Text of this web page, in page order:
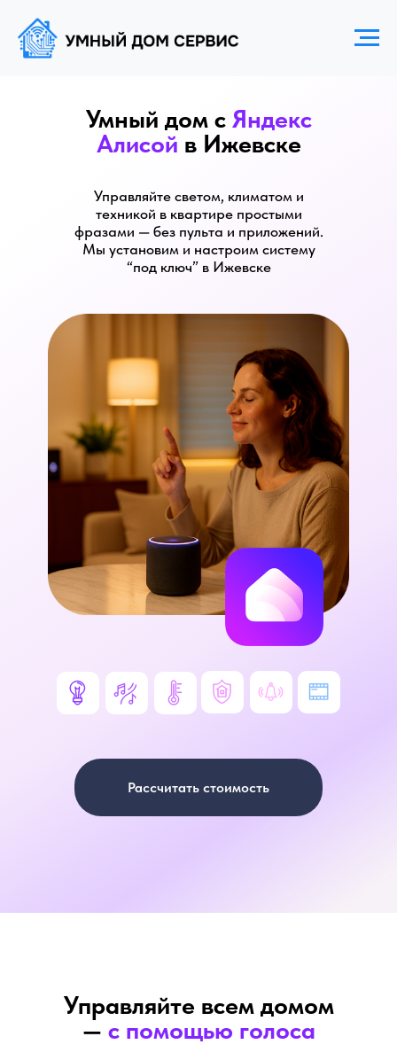
Умный дом с Яндекс
Алисой в Ижевске
Рассчитать стоимость
Управляйте светом, климатом и
техникой в квартире простыми
фразами — без пульта и приложений.
Мы установим и настроим систему
“под ключ” в Ижевске
Управляйте всем домом
— с помощью голоса